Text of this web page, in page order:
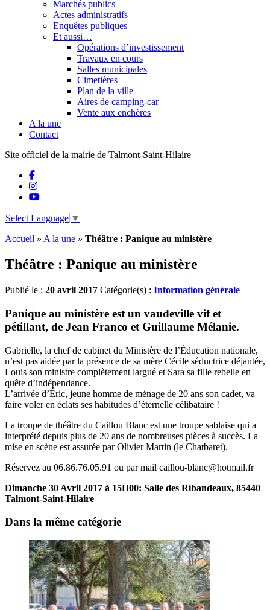
Marchés publics
Actes administratifs
Enquêtes publiques
Et aussi…
Opérations d’investissement
Travaux en cours
Salles municipales
Cimetières
Plan de la ville
Aires de camping-car
Vente aux enchères
A la une
Contact
Site officiel de la mairie de Talmont-Saint-Hilaire
Select Language ▼
Accueil » A la une » Théâtre : Panique au ministère
Théâtre : Panique au ministère
Publié le : 20 avril 2017 Catégorie(s) : Information générale
Panique au ministère est un vaudeville vif et
pétillant, de Jean Franco et Guillaume Mélanie.
Gabrielle, la chef de cabinet du Ministère de l’Éducation nationale,
n’est pas aidée par la présence de sa mère Cécile séductrice déjantée,
Louis son ministre complètement largué et Sara sa fille rebelle en
quête d’indépendance.
L’arrivée d’Éric, jeune homme de ménage de 20 ans son cadet, va
faire voler en éclats ses habitudes d’éternelle célibataire !
La troupe de théâtre du Caillou Blanc est une troupe sablaise qui a
interprété depuis plus de 20 ans de nombreuses pièces à succès. La
mise en scène est assurée par Olivier Martin (le Chatbaret).
Réservez au 06.86.76.05.91 ou par mail caillou-blanc@hotmail.fr
Dimanche 30 Avril 2017 à 15H00: Salle des Ribandeaux, 85440
Talmont-Saint-Hilaire
Dans la même catégorie